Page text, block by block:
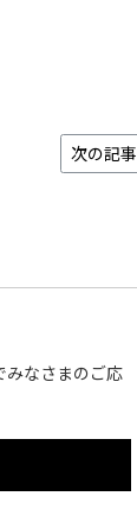
次の記事
みなさまのご応